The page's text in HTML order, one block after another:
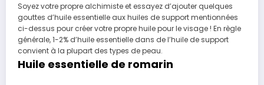
Soyez votre propre alchimiste et essayez d’ajouter quelques
gouttes d’huile essentielle aux huiles de support mentionnées
ci-dessus pour créer votre propre huile pour le visage ! En règle
générale, 1-2% d’huile essentielle dans de l’huile de support
convient à la plupart des types de peau.
Huile essentielle de romarin